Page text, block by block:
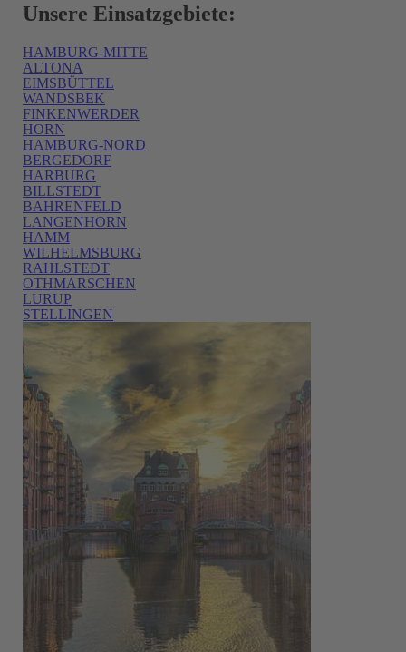
Unsere Einsatzgebiete:
HAMBURG-MITTE
ALTONA
EIMSBÜTTEL
WANDSBEK
FINKENWERDER
HORN
HAMBURG-NORD
BERGEDORF
HARBURG
BILLSTEDT
BAHRENFELD
LANGENHORN
HAMM
WILHELMSBURG
RAHLSTEDT
OTHMARSCHEN
LURUP
STELLINGEN